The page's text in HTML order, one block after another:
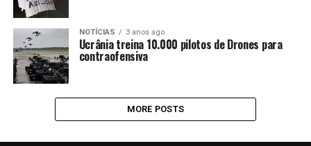
NOTÍCIAS 3 anos ago
Ucrânia treina 10.000 pilotos de Drones para
contraofensiva
MORE POSTS